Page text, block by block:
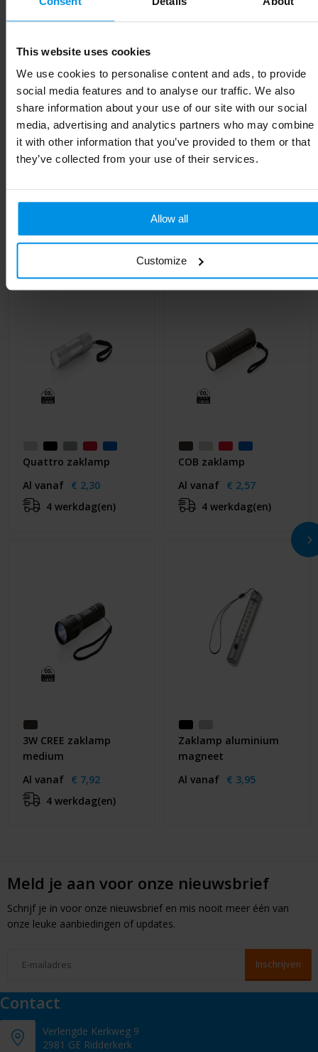
This website uses cookies
We use cookies to personalise content and ads, to provide
social media features and to analyse our traffic. We also
share information about your use of our site with our social
media, advertising and analytics partners who may combine
it with other information that you’ve provided to them or that
they’ve collected from your use of their services.
Allow all
Customize
Hoogte 1.5 cm
Breedte 3.5 cm
Lengte 38.9 cm
Gerelateerde producten
Quattro zaklamp
Al vanaf € 2,30
4 werkdag(en)
COB zaklamp
Al vanaf € 2,57
4 werkdag(en)
3W CREE zaklamp
medium
Al vanaf € 7,92
4 werkdag(en)
Zaklamp aluminium
magneet
Al vanaf € 3,95
Meld je aan voor onze nieuwsbrief
Schrijf je in voor onze nieuwsbrief en mis nooit meer één van
onze leuke aanbiedingen of updates.
Contact
Verlengde Kerkweg 9
2981 GE Ridderkerk